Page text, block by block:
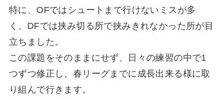
特に、OFではシュートまで行けないミスが多
く、DFでは挟み切る所で挟みきれなかった所が目
立ちました。
この課題をそのままにせず、日々の練習の中で1
つずつ修正し、春リーグまでに成長出来る様に取
り組んで行きます。